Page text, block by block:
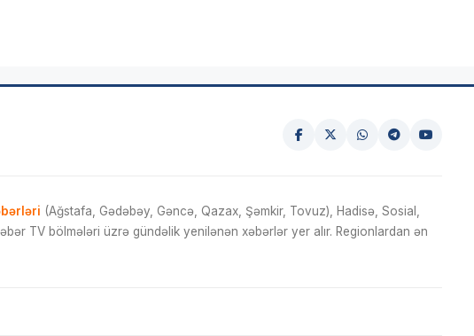
(Ağstafa, Gədəbəy, Gəncə, Qazax, Şəmkir, Tovuz), Hadisə, Sosial,
TV bölmələri üzrə gündəlik yenilənən xəbərlər yer alır. Regionlardan ən